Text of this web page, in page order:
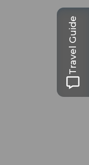
Travel Guide